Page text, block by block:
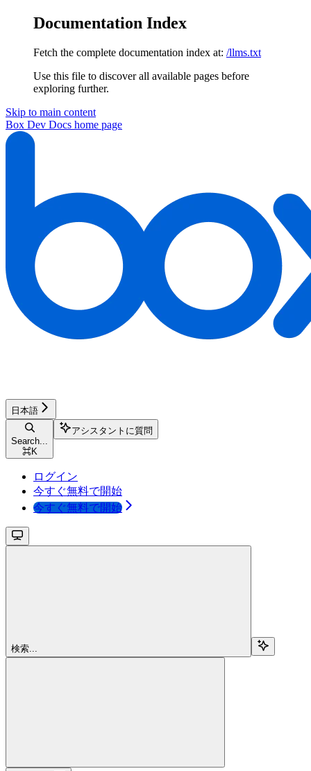
Documentation Index
Fetch the complete documentation index at: /llms.txt
Use this file to discover all available pages before
exploring further.
Skip to main content
Box Dev Docs home page
日本語
Search...
⌘K
アシスタントに質問
ログイン
今すぐ無料で開始
今すぐ無料で開始
検索...